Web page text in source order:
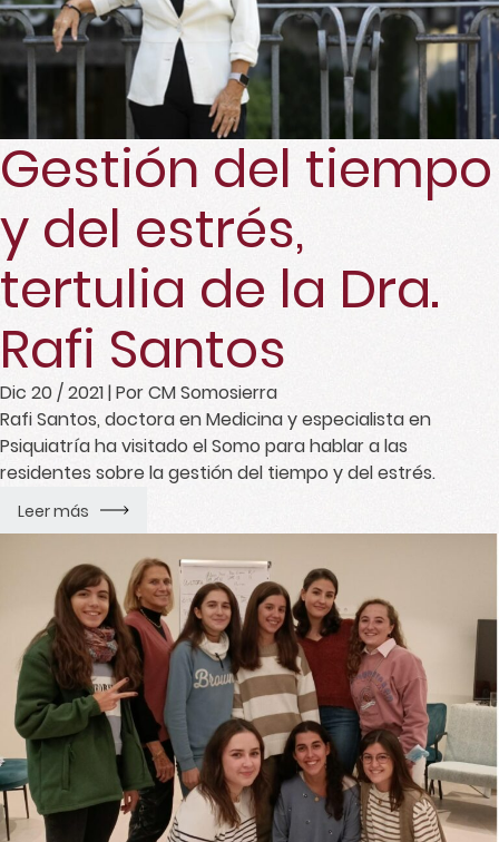
Gestión del tiempo
y del estrés,
tertulia de la Dra.
Rafi Santos
Dic 20 / 2021| Por CM Somosierra
Rafi Santos, doctora en Medicina y especialista en
Psiquiatría ha visitado el Somo para hablar a las
residentes sobre la gestión del tiempo y del estrés.
Leer más